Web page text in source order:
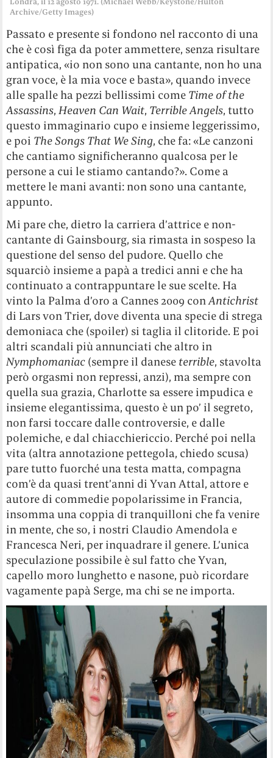
Archive/Getty Images)
Passato e presente si fondono nel racconto di una
che è così figa da poter ammettere, senza risultare
antipatica, «io non sono una cantante, non ho una
gran voce, è la mia voce e basta», quando invece
alle spalle ha pezzi bellissimi come Time of the
Assassins,Heaven Can Wait, Terrible Angels, tutto
questo immaginario cupo e insieme leggerissimo,
e poi The Songs That We Sing, che fa: «Le canzoni
che cantiamo significheranno qualcosa per le
persone a cui le stiamo cantando?». Come a
mettere le mani avanti: non sono una cantante,
appunto.
Mi pare che, dietro la carriera d’attrice e non-
cantante di Gainsbourg, sia rimasta in sospeso la
questione del senso del pudore. Quello che
squarciò insieme a papà a tredici anni e che ha
continuato a contrappuntare le sue scelte. Ha
vinto la Palma d’oro a Cannes 2009 conAntichrist
di Lars von Trier, dove diventa una specie di strega
demoniaca che (spoiler) si taglia il clitoride. E poi
altri scandali più annunciati che altro in
Nymphomaniac (sempre il danese terrible, stavolta
però orgasmi non repressi, anzi), ma sempre con
quella sua grazia, Charlotte sa essere impudica e
insieme elegantissima, questo è un po’ il segreto,
non farsi toccare dalle controversie, e dalle
polemiche, e dal chiacchiericcio. Perché poi nella
vita (altra annotazione pettegola, chiedo scusa)
pare tutto fuorché una testa matta, compagna
com’è da quasi trent’anni di Yvan Attal, attore e
autore di commedie popolarissime in Francia,
insomma una coppia di tranquilloni che fa venire
in mente, che so, i nostri Claudio Amendola e
Francesca Neri, per inquadrare il genere. L’unica
speculazione possibile è sul fatto che Yvan,
capello moro lunghetto e nasone, può ricordare
vagamente papà Serge, ma chi se ne importa.